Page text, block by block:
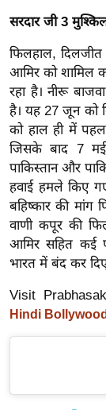
ग
त
बॉ
ली
वु
ड
हॉ
ली
वु
ड
फि
ल्म
स
मी
क्षा
e
सरदार जी 3
फिलहाल, दिलजीत
आमिर को शामिल
रहा है। नीरू
है। यह 27 जून को
को हाल ही में
जिसके बाद 7
पाकिस्तान और
हवाई हमले किए
बहिष्कार की
वाणी कपूर की
आमिर सहित कई
भारत में बंद कर
Visit
Hindi Bollywood